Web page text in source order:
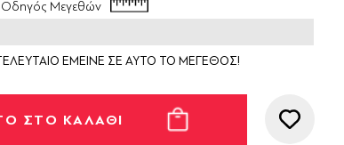
Οδηγός Μεγεθών
ΕΜΕΙΝΕ ΣΕ ΑΥΤΟ ΤΟ ΜΕΓΕΘΟΣ!